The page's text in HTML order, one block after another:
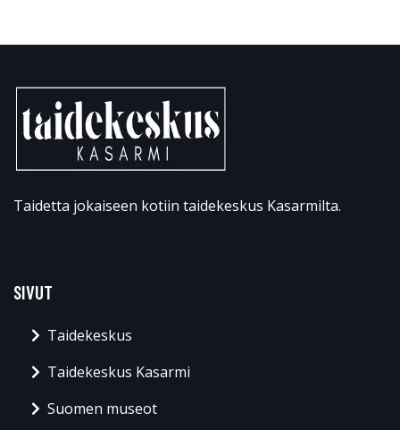
Taidetta jokaiseen kotiin taidekeskus Kasarmilta.
SIVUT
Taidekeskus
Taidekeskus Kasarmi
Suomen museot